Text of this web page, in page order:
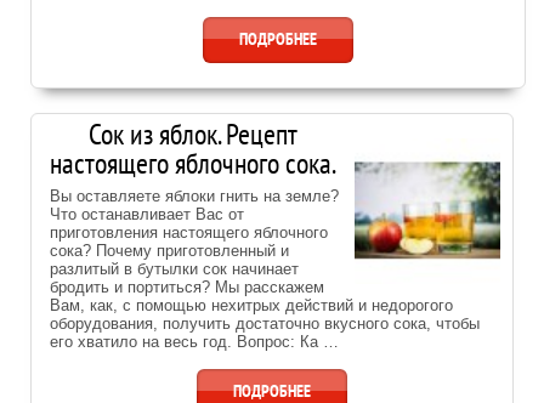
ПОДРОБНЕЕ
Сок из яблок. Рецепт
настоящего яблочного сока.
Вы оставляете яблоки гнить на земле?
Что останавливает Вас от
приготовления настоящего яблочного
сока? Почему приготовленный и
разлитый в бутылки сок начинает
бродить и портиться? Мы расскажем
Вам, как, с помощью нехитрых действий и недорогого
оборудования, получить достаточно вкусного сока, чтобы
его хватило на весь год. Вопрос: Ка …
ПОДРОБНЕЕ